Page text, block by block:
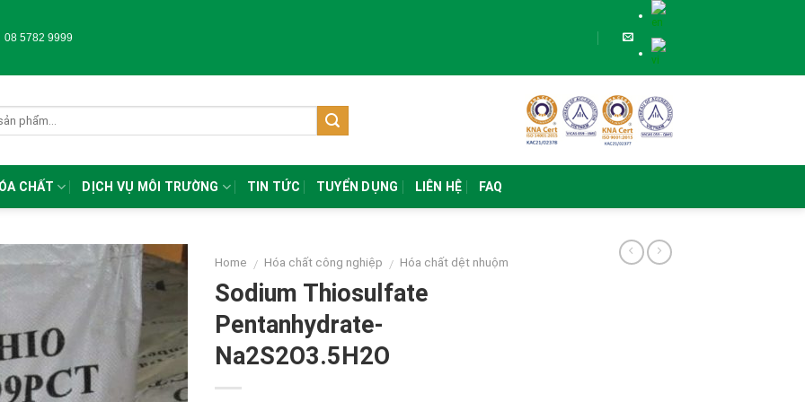
08 5782 9999
CHẤT DỊCH VỤ MÔI TRƯỜNG TIN TỨC TUYỂN DỤNG LIÊN HỆ FAQ
Home / Hóa chất công nghiệp / Hóa chất dệt nhuộm
Sodium Thiosulfate
Pentanhydrate-
Na2S2O3.5H2O